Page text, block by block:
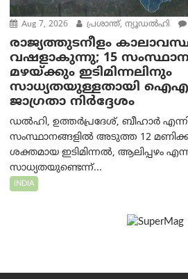
Aug 7, 2026 പ്രശാന്ത്, ന്യൂഡല്‍ഹി
രാജ്യത്തുടനീളം
വഷളാകുന്നു; 15
മഴയ്ക്കും ഇടിമിന്നലിനും
സാധ്യതയുള്ളതായി
ജാഗ്രതാ നിർദ്ദേശം
ഡൽഹി, ഉത്തർപ്രദേശ്, ബീഹാർ
സംസ്ഥാനങ്ങളിൽ അടുത്ത 12
ശക്തമായ ഇടിമിന്നൽ, ആലിപ്പഴം
സാധ്യതയുണ്ടെന്ന്...
INDIA